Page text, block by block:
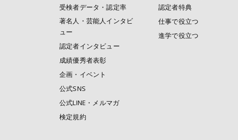
受検者データ・認定率
著名人・芸能人インタビ
ュー
認定者インタビュー
成績優秀者表彰
企画・イベント
公式SNS
公式LINE・メルマガ
検定規約
認定者特典
仕事で役立つ
進学で役立つ